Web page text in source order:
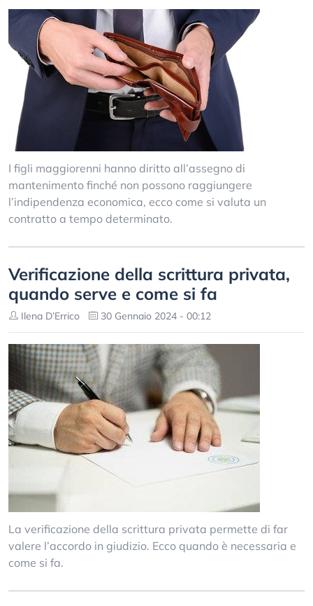
I figli maggiorenni hanno diritto all’assegno di
mantenimento finché non possono raggiungere
l’indipendenza economica, ecco come si valuta un
contratto a tempo determinato.
Verificazione della scrittura privata,
quando serve e come si fa
Ilena D’Errico 30 Gennaio 2024 - 00:12
La verificazione della scrittura privata permette di far
valere l’accordo in giudizio. Ecco quando è necessaria e
come si fa.